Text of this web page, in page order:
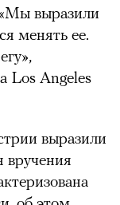
выразили
менять ее.
Los Angeles
выразили
вручения